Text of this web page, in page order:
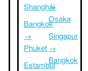
Shanghái
Bangkok
→
Phuket
Estambul
→
Osaka
Singapur
→
Bangkok